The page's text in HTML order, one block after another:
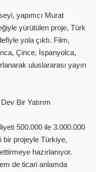
yapımcı Murat
yürütülen proje, Türk
yola çıktı. Film,
Çince, İspanyolca,
uluslararası yayın
Bir Yatırım
500.000 ile 3.000.000
bir projeyle Türkiye,
hazırlanıyor.
de ticari anlamda